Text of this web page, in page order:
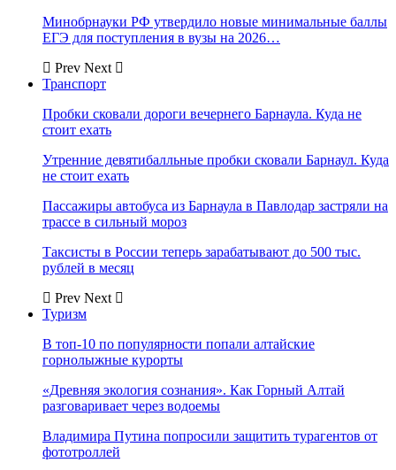
Минобрнауки РФ утвердило новые минимальные баллы
ЕГЭ для поступления в вузы на 2026…
Prev Next
Транспорт
Пробки сковали дороги вечернего Барнаула. Куда не
стоит ехать
Утренние девятибалльные пробки сковали Барнаул. Куда
не стоит ехать
Пассажиры автобуса из Барнаула в Павлодар застряли на
трассе в сильный мороз
Таксисты в России теперь зарабатывают до 500 тыс.
рублей в месяц
Prev Next
Туризм
В топ-10 по популярности попали алтайские
горнолыжные курорты
«Древняя экология сознания». Как Горный Алтай
разговаривает через водоемы
Владимира Путина попросили защитить турагентов от
фототроллей